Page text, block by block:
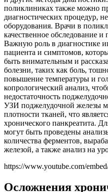
поликлиниках также можно
диагностических процедур,
оборудования. Врачи в
качественное обследование
Важную роль в диагностике
пациента и симптомов,
быть внимательным и
болезни, таких как боль,
повышение температуры и
копрологический анализ,
недостаточность
УЗИ поджелудочной железы
плотности тканей, что
хронического панкреатита.
могут быть проведены
количества ферментов,
железой, а также анализ на
https://www.youtube.com/
Осложнения